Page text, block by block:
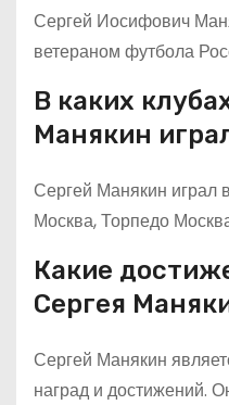
Сергей Иосифович
ветераном футбола
В каких
Манякин
Сергей Манякин играл
Москва, Торпедо
Какие
Сергея
Сергей Манякин
наград и достижений.